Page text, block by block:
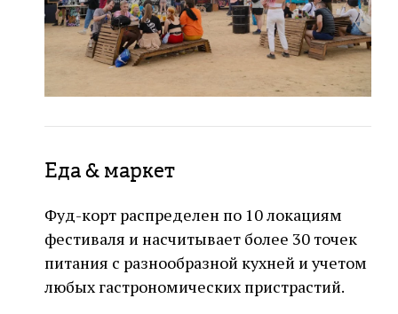
Еда & маркет
Фуд-корт распределен по 10 локациям
фестиваля и насчитывает более 30 точек
питания с разнообразной кухней и учетом
любых гастрономических пристрастий.